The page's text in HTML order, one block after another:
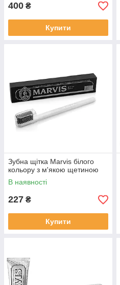
400 ₴
Купити
Зубна щітка Marvis білого
кольору з м'якою щетиною
В наявності
227 ₴
Купити